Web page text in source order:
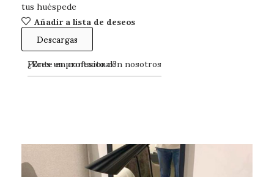
tus huéspede
Añadir a lista de deseos
Descargas
¿Eres un profesional?
Ponte en contacto con nosotros